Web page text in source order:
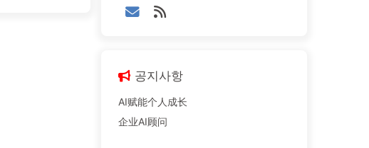
공지사항
AI赋能个人成长
企业AI顾问